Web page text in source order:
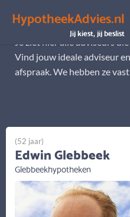
HypotheekAdvies.nl
Jij kiest, jij beslist
Alle adviseurs
Je ziet hier alle adviseurs
Vind jouw ideale adviseur
afspraak. We hebben ze
(52 jaar)
Edwin Glebbeek
Glebbeekhypotheken